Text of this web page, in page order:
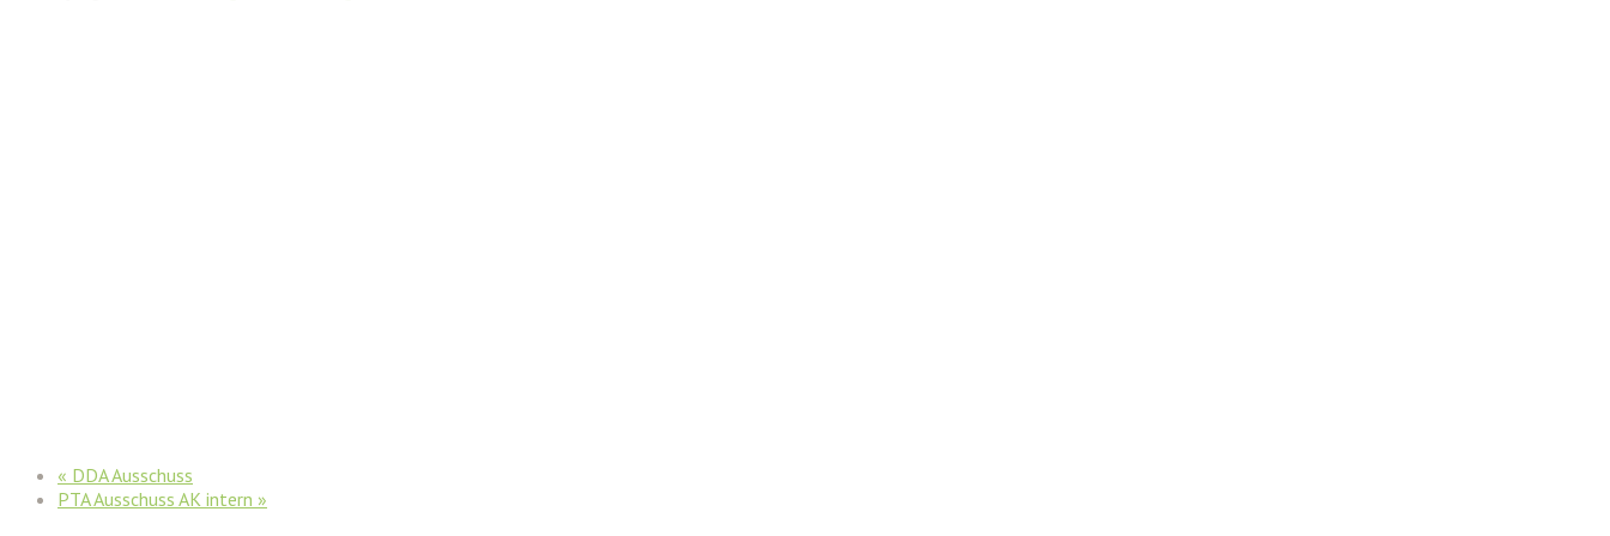
« DDA Ausschuss
PTA Ausschuss AK intern »